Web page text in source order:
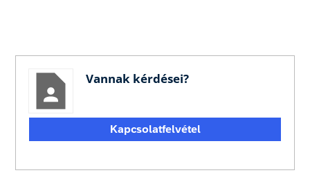
Vannak kérdései?
Kapcsolatfelvétel